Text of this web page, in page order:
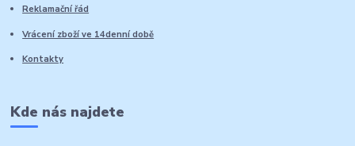
Reklamační řád
Vrácení zboží ve 14denní době
Kontakty
Kde nás najdete